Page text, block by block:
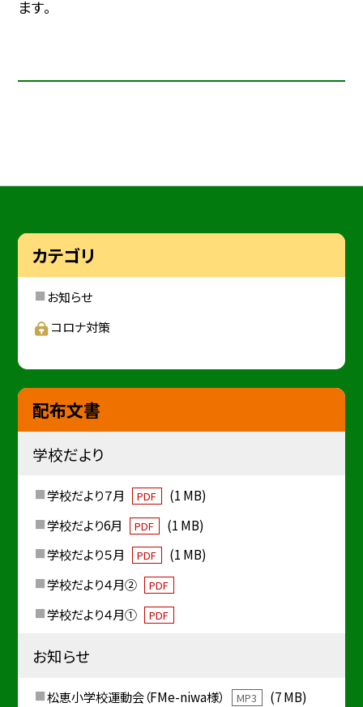
ます。
カテゴリ
お知らせ
コロナ対策
配布文書
学校だより
学校だより７月 PDF
(1 MB)
学校だより6月
PDF
(1 MB)
学校だより５月
PDF
(1 MB)
学校だより４月②
PDF
学校だより４月① PDF
お知らせ
松恵小学校運動会（FMe-niwa様） MP3
(7 MB)